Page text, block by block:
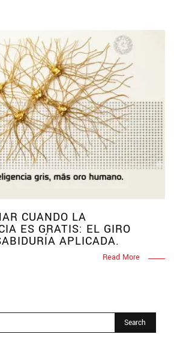
CUANDO LA
ES GRATIS: EL GIRO
APLICADA.
Read More